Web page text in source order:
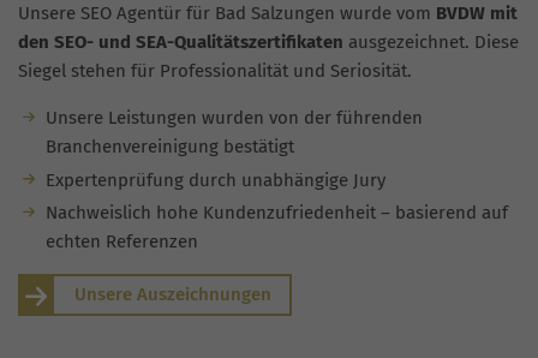
Unsere SEO Agentür für Bad Salzungen wurde vom BVDW mit
den SEO- und SEA-Qualitätszertifikaten ausgezeichnet. Diese
Siegel stehen für Professionalität und Seriosität.
Unsere Leistungen wurden von der führenden
Branchenvereinigung bestätigt
Expertenprüfung durch unabhängige Jury
Nachweislich hohe Kundenzufriedenheit – basierend auf
echten Referenzen
Unsere Auszeichnungen